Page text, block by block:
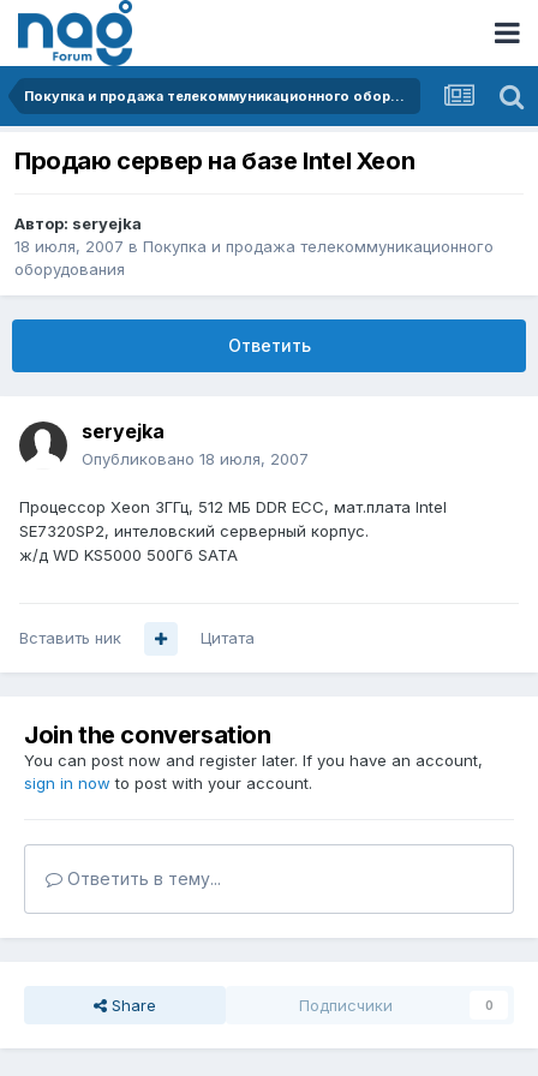
Покупка и продажа телекоммуникационного оборудования
Продаю сервер на базе Intel Xeon
Автор: seryejka
18 июля, 2007 в Покупка и продажа телекоммуникационного
оборудования
Ответить
seryejka
Опубликовано 18 июля, 2007
Процессор Xeon 3ГГц, 512 МБ DDR ECС, мат.плата Intel
SE7320SP2, интеловский серверный корпус.
ж/д WD KS5000 500Гб SATA
Вставить ник Цитата
Join the conversation
You can post now and register later. If you have an account,
sign in now to post with your account.
Ответить в тему...
Share Подписчики 0